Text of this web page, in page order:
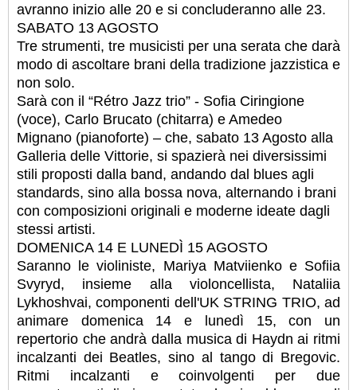
avranno inizio alle 20 e si concluderanno alle 23.
SABATO 13 AGOSTO
Tre strumenti, tre musicisti per una serata che darà
modo di ascoltare brani della tradizione jazzistica e
non solo.
Sarà con il “Rétro Jazz trio” - Sofia Ciringione
(voce), Carlo Brucato (chitarra) e Amedeo
Mignano (pianoforte) – che, sabato 13 Agosto alla
Galleria delle Vittorie, si spazierà nei diversissimi
stili proposti dalla band, andando dal blues agli
standards, sino alla bossa nova, alternando i brani
con composizioni originali e moderne ideate dagli
stessi artisti.
DOMENICA 14 E LUNEDÌ 15 AGOSTO
Saranno le violiniste, Mariya Matviienko e Sofiia
Svyryd, insieme alla violoncellista, Nataliia
Lykhoshvai, componenti dell'UK STRING TRIO, ad
animare domenica 14 e lunedì 15, con un
repertorio che andrà dalla musica di Haydn ai ritmi
incalzanti dei Beatles, sino al tango di Bregovic.
Ritmi incalzanti e coinvolgenti per due